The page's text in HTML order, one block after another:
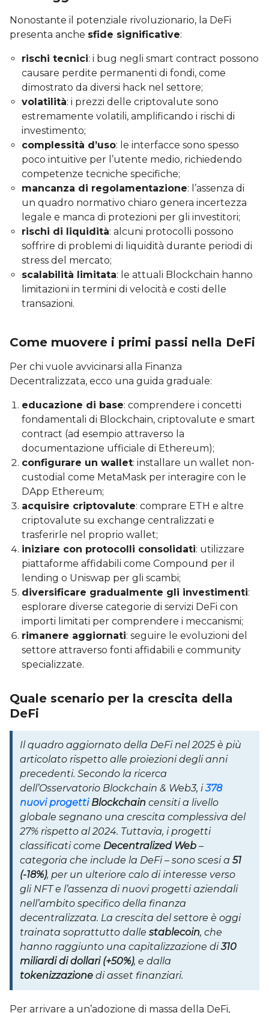
Nonostante il potenziale rivoluzionario, la DeFi
presenta anche sfide significative:
rischi tecnici: i bug negli smart contract possono
causare perdite permanenti di fondi, come
dimostrato da diversi hack nel settore;
volatilità: i prezzi delle criptovalute sono
estremamente volatili, amplificando i rischi di
investimento;
complessità d’uso: le interfacce sono spesso
poco intuitive per l’utente medio, richiedendo
competenze tecniche specifiche;
mancanza di regolamentazione: l’assenza di
un quadro normativo chiaro genera incertezza
legale e manca di protezioni per gli investitori;
rischi di liquidità: alcuni protocolli possono
soffrire di problemi di liquidità durante periodi di
stress del mercato;
scalabilità limitata: le attuali Blockchain hanno
limitazioni in termini di velocità e costi delle
transazioni.
Come muovere i primi passi nella DeFi
Per chi vuole avvicinarsi alla Finanza
Decentralizzata, ecco una guida graduale:
educazione di base: comprendere i concetti
fondamentali di Blockchain, criptovalute e smart
contract (ad esempio attraverso la
documentazione ufficiale di Ethereum);
configurare un wallet: installare un wallet non-
custodial come MetaMask per interagire con le
DApp Ethereum;
acquisire criptovalute: comprare ETH e altre
criptovalute su exchange centralizzati e
trasferirle nel proprio wallet;
iniziare con protocolli consolidati: utilizzare
piattaforme affidabili come Compound per il
lending o Uniswap per gli scambi;
diversificare gradualmente gli investimenti:
esplorare diverse categorie di servizi DeFi con
importi limitati per comprendere i meccanismi;
rimanere aggiornati: seguire le evoluzioni del
settore attraverso fonti affidabili e community
specializzate.
Quale scenario per la crescita della
DeFi
Il quadro aggiornato della DeFi nel 2025 è più
articolato rispetto alle proiezioni degli anni
precedenti. Secondo la ricerca
dell’Osservatorio Blockchain & Web3, i378
nuovi progettiBlockchain censiti a livello
globale segnano una crescita complessiva del
27% rispetto al 2024. Tuttavia, i progetti
classificati come Decentralized Web –
categoria che include la DeFi – sono scesi a 51
(-18%), per un ulteriore calo di interesse verso
gli NFT e l’assenza di nuovi progetti aziendali
nell’ambito specifico della finanza
decentralizzata. La crescita del settore è oggi
trainata soprattutto dalle stablecoin, che
hanno raggiunto una capitalizzazione di310
miliardi di dollari (+50%), e dalla
tokenizzazione di asset finanziari.
Per arrivare a un’adozione di massa della DeFi,